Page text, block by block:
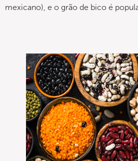
mexicano), e o grão de bico é